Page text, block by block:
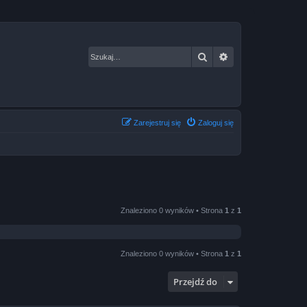
Szukaj
Zaloguj się
Zarejestruj się
Znaleziono 0 wyników • Strona 1 z 1
Znaleziono 0 wyników • Strona 1 z 1
Przejdź do